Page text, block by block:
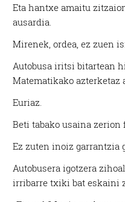
Eta hantxe amaitu
ausardia.
Mirenek, ordea, ez zuen
Autobusa iritsi bitartean
Matematikako azterketaz
Euriaz.
Beti tabako usaina zerion
Ez zuten inoiz garrantzia
Autobusera igotzera
irribarre txiki bat eskaini